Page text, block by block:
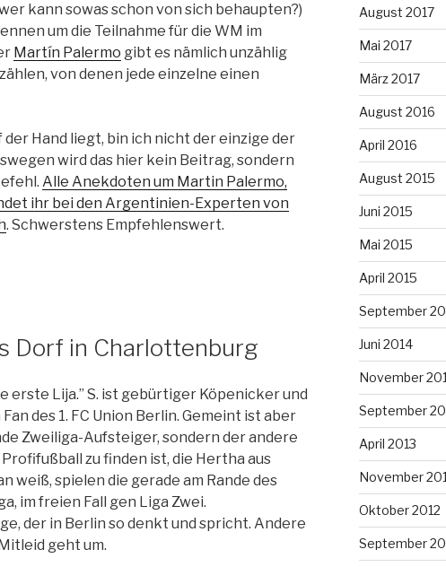
kann sowas schon von sich behaupten?)
um die Teilnahme für die WM im
Martín Palermo gibt es nämlich unzählig
von denen jede einzelne einen
der Hand liegt, bin ich nicht der einzige der
wird das hier kein Beitrag, sondern
Alle Anekdoten um Martin Palermo,
ihr bei den Argentinien-Experten von
. Schwerstens Empfehlenswert.
Dorf in Charlottenburg
erste Lija.” S. ist gebürtiger Köpenicker und
des 1. FC Union Berlin. Gemeint ist aber
Zweiliga-Aufsteiger, sondern der andere
zu finden ist, die Hertha aus
weiß, spielen die gerade am Rande des
im freien Fall gen Liga Zwei.
der in Berlin so denkt und spricht. Andere
geht um.
August 2017
Mai 2017
März 2017
August 2016
April 2016
August 2015
Juni 2015
Mai 2015
April 2015
September
Juni 2014
November
September
April 2013
November
Oktober 2012
September